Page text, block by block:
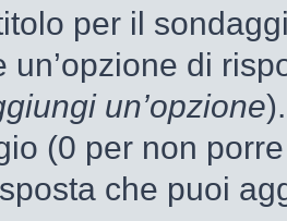
per il
un’opzione di
un’opzione
(0 per non
che puoi